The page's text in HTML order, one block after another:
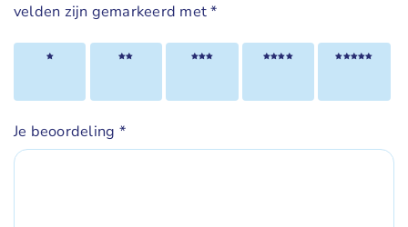
velden zijn gemarkeerd met*
1 van 2 van 3 van 4 van 5 van
Je beoordeling *